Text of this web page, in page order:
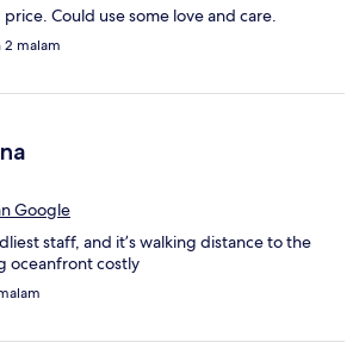
Could use some love and care.
2 malam
Google
staff, and it’s walking distance to the
oceanfront costly